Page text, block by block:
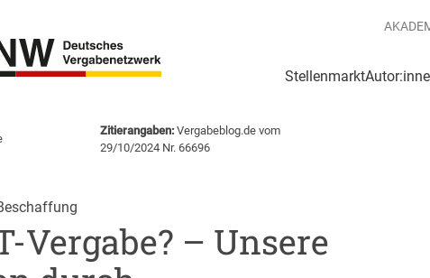
Stellenmarkt
Zitierangaben: Vergabeblog.de vom
29/10/2024 Nr. 66696
Vergabe? – Unsere